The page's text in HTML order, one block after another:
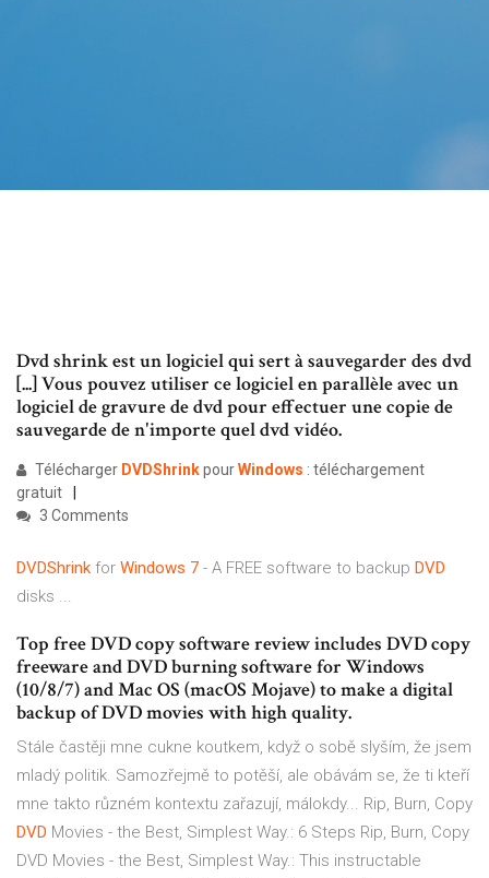
Dvd shrink est un logiciel qui sert à sauvegarder des dvd
[...] Vous pouvez utiliser ce logiciel en parallèle avec un
logiciel de gravure de dvd pour effectuer une copie de
sauvegarde de n'importe quel dvd vidéo.
Télécharger DVDShrinkpourWindows : téléchargement
gratuit
3 Comments
DVDShrink for Windows 7 - A FREE software to backup DVD
disks ...
Top free DVD copy software review includes DVD copy
freeware and DVD burning software for Windows
(10/8/7) and Mac OS (macOS Mojave) to make a digital
backup of DVD movies with high quality.
Stále častěji mne cukne koutkem, když o sobě slyším, že jsem
mladý politik. Samozřejmě to potěší, ale obávám se, že ti kteří
mne takto různém kontextu zařazují, málokdy... Rip, Burn, Copy
DVD Movies - the Best, Simplest Way.: 6 Steps Rip, Burn, Copy
DVD Movies - the Best, Simplest Way.: This instructable